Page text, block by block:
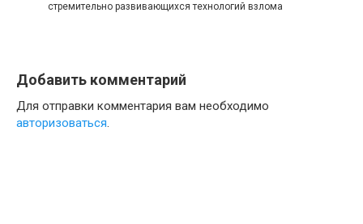
стремительно развивающихся технологий взлома
Добавить комментарий
Для отправки комментария вам необходимо
авторизоваться.